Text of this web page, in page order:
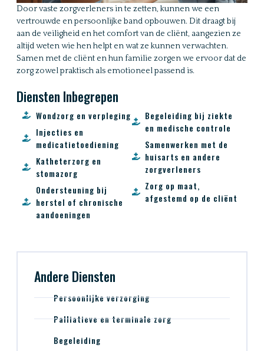
Door vaste zorgverleners in te zetten, kunnen we een
vertrouwde en persoonlijke band opbouwen. Dit draagt bij
aan de veiligheid en het comfort van de cliënt, aangezien ze
altijd weten wie hen helpt en wat ze kunnen verwachten.
Samen met de cliënt en hun familie zorgen we ervoor dat de
zorg zowel praktisch als emotioneel passend is.
Diensten Inbegrepen
Wondzorg en verpleging
Injecties en
medicatietoediening
Katheterzorg en
stomazorg
Ondersteuning bij
herstel of chronische
aandoeningen
Begeleiding bij ziekte
en medische controle
Samenwerken met de
huisarts en andere
zorgverleners
Zorg op maat,
afgestemd op de cliënt
Andere Diensten
Persoonlijke verzorging
Palliatieve en terminale zorg
Begeleiding